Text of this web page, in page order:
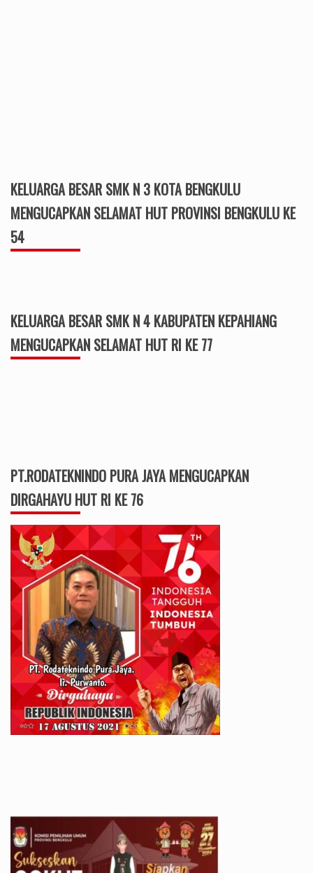
KELUARGA BESAR SMK N 3 KOTA BENGKULU
MENGUCAPKAN SELAMAT HUT PROVINSI BENGKULU KE
54
KELUARGA BESAR SMK N 4 KABUPATEN KEPAHIANG
MENGUCAPKAN SELAMAT HUT RI KE 77
PT.RODATEKNINDO PURA JAYA MENGUCAPKAN
DIRGAHAYU HUT RI KE 76